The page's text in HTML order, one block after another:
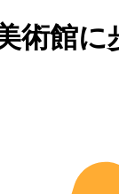
術館